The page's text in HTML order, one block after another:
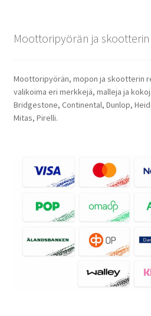
Moottoripyörän ja
Moottoripyörän, mopon ja skootterin
valikoima eri merkkejä, malleja ja
Bridgestone, Continental, Dunlop,
Mitas, Pirelli.